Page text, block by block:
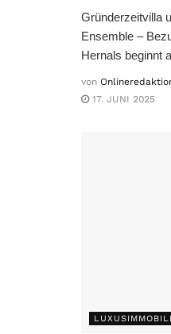
Gründerzeitvilla
Ensemble –
Hernals beginnt
von
17. JUNI 2025